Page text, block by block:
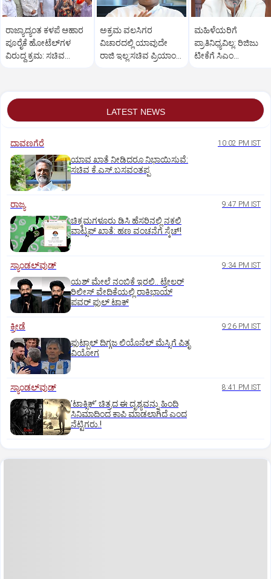
ರಾಜ್ಯಾದ್ಯಂತ ಕಳಪೆ ಆಹಾರ
ಪೂರೈಕೆ ಹೋಟೆಲ್‌ಗಳ
ವಿರುದ್ಧ ಕ್ರಮ: ಸಚಿವ
ಅಕ್ರಮ ವಲಸಿಗರ
ವಿಚಾರದಲ್ಲಿ ಯಾವುದೇ
ರಾಜಿ ಇಲ್ಲ:ಸಚಿವ ಪ್ರಿಯಾಂಕ್
ಮಹಿಳೆಯರಿಗೆ
ಪ್ರಾತಿನಿಧ್ಯವಿಲ್ಲ: ರಿಜಿಜು
ಟೀಕೆಗೆ ಸಿಎಂ
LATEST NEWS
ದಾವಣಗೆರೆ 10:02 PM IST
ಯಾವ ಖಾತೆ ನೀಡಿದರೂ ನಿಭಾಯಿಸುವೆ:
ಸಚಿವ ಕೆ.ಎಸ್.ಬಸವಂತಪ್ಪ
ರಾಜ್ಯ 9:47 PM IST
ಚಿಕ್ಕಮಗಳೂರು ಡಿಸಿ ಹೆಸರಿನಲ್ಲಿ ನಕಲಿ
ವಾಟ್ಸಪ್ ಖಾತೆ: ಹಣ ವಂಚನೆಗೆ ಸ್ಕೆಚ್!
ಸ್ಯಾಂಡಲ್‌ವುಡ್‌ 9:34 PM IST
ಯಶ್‌ ಮೇಲೆ ನಂಬಿಕೆ ಇರಲಿ.. ಟ್ರೇಲರ್‌
ರಿಲೀಸ್‌ ವೇದಿಕೆಯಲ್ಲಿ ರಾಕಿಭಾಯ್‌
ಪವರ್‌ ಫುಲ್‌ ಟಾಕ್
ಕ್ರೀಡೆ 9:26 PM IST
ಫುಟ್ಬಾಲ್ ದಿಗ್ಗಜ ಲಿಯೊನೆಲ್‌ ಮೆಸ್ಸಿಗೆ ಪಿತೃ
ವಿಯೋಗ
ಸ್ಯಾಂಡಲ್‌ವುಡ್‌ 8:41 PM IST
ʼಟಾಕ್ಸಿಕ್‌ʼ ಚಿತ್ರದ ಈ ದೃಶ್ಯವನ್ನು ಹಿಂದಿ
ಸಿನಿಮಾದಿಂದ ಕಾಪಿ ಮಾಡಲಾಗಿದೆ ಎಂದ
ನೆಟ್ಟಿಗರು.!